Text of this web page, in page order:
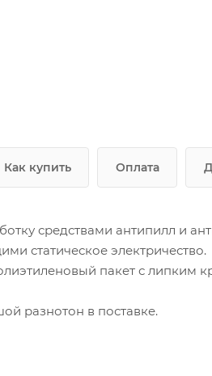
Как купить Оплата
средствами антипилл и
статическое электричество.
пакет с липким
разнотон в поставке.